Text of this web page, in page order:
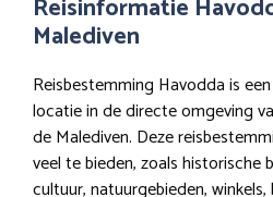
Reisinformatie
Malediven
Reisbestemming Havodda is
locatie in de directe omgeving
de Malediven. Deze
veel te bieden, zoals historische
cultuur, natuurgebieden,